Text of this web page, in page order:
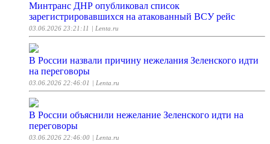
Минтранс ДНР опубликовал список
зарегистрировавшихся на атакованный ВСУ рейс
03.06.2026 23:21:11 | Lenta.ru
В России назвали причину нежелания Зеленского идти
на переговоры
03.06.2026 22:46:01 | Lenta.ru
В России объяснили нежелание Зеленского идти на
переговоры
03.06.2026 22:46:00 | Lenta.ru